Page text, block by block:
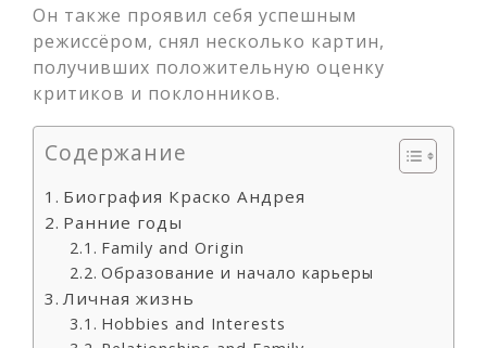
Он также проявил себя успешным
режиссёром, снял несколько картин,
получивших положительную оценку
критиков и поклонников.
Содержание
Биография Краско Андрея
Ранние годы
Family and Origin
Образование и начало карьеры
Личная жизнь
Hobbies and Interests